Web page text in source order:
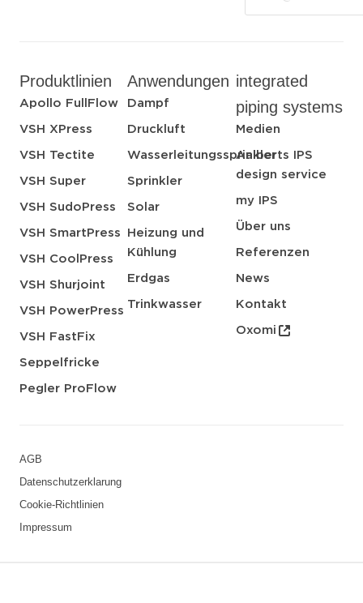
Produktlinien
Apollo FullFlow
VSH XPress
VSH Tectite
VSH Super
VSH SudoPress
VSH SmartPress
VSH CoolPress
VSH Shurjoint
VSH PowerPress
VSH FastFix
Seppelfricke
Pegler ProFlow
Anwendungen
Dampf
Druckluft
Wasserleitungssprinkler
Sprinkler
Solar
Heizung und
Kühlung
Erdgas
Trinkwasser
integrated
piping systems
Medien
Aalberts IPS
design service
my IPS
Über uns
Referenzen
News
Kontakt
Oxomi
AGB
Datenschutzerklarung
Cookie-Richtlinien
Impressum